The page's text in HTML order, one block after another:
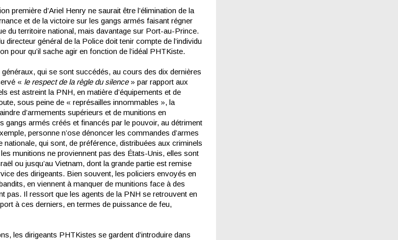
première d’Ariel Henry ne saurait être l’élimination de la
et de la victoire sur les gangs armés faisant régner
du territoire national, mais davantage sur Port-au-Prince.
directeur général de la Police doit tenir compte de l’individu
pour qu’il sache agir en fonction de l’idéal PHTKiste.
qui se sont succédés, au cours des dix dernières
« le respect de la règle du silence » par rapport aux
est astreint la PNH, en matière d’équipements et de
sous peine de « représailles innommables », la
d’armements supérieurs et de munitions en
gangs armés créés et financés par le pouvoir, au détriment
personne n’ose dénoncer les commandes d’armes
nationale, qui sont, de préférence, distribuées aux criminels
munitions ne proviennent pas des États-Unis, elles sont
ou jusqu’au Vietnam, dont la grande partie est remise
des dirigeants. Bien souvent, les policiers envoyés en
en viennent à manquer de munitions face à des
pas. Il ressort que les agents de la PNH se retrouvent en
à ces derniers, en termes de puissance de feu,
les dirigeants PHTKistes se gardent d’introduire dans